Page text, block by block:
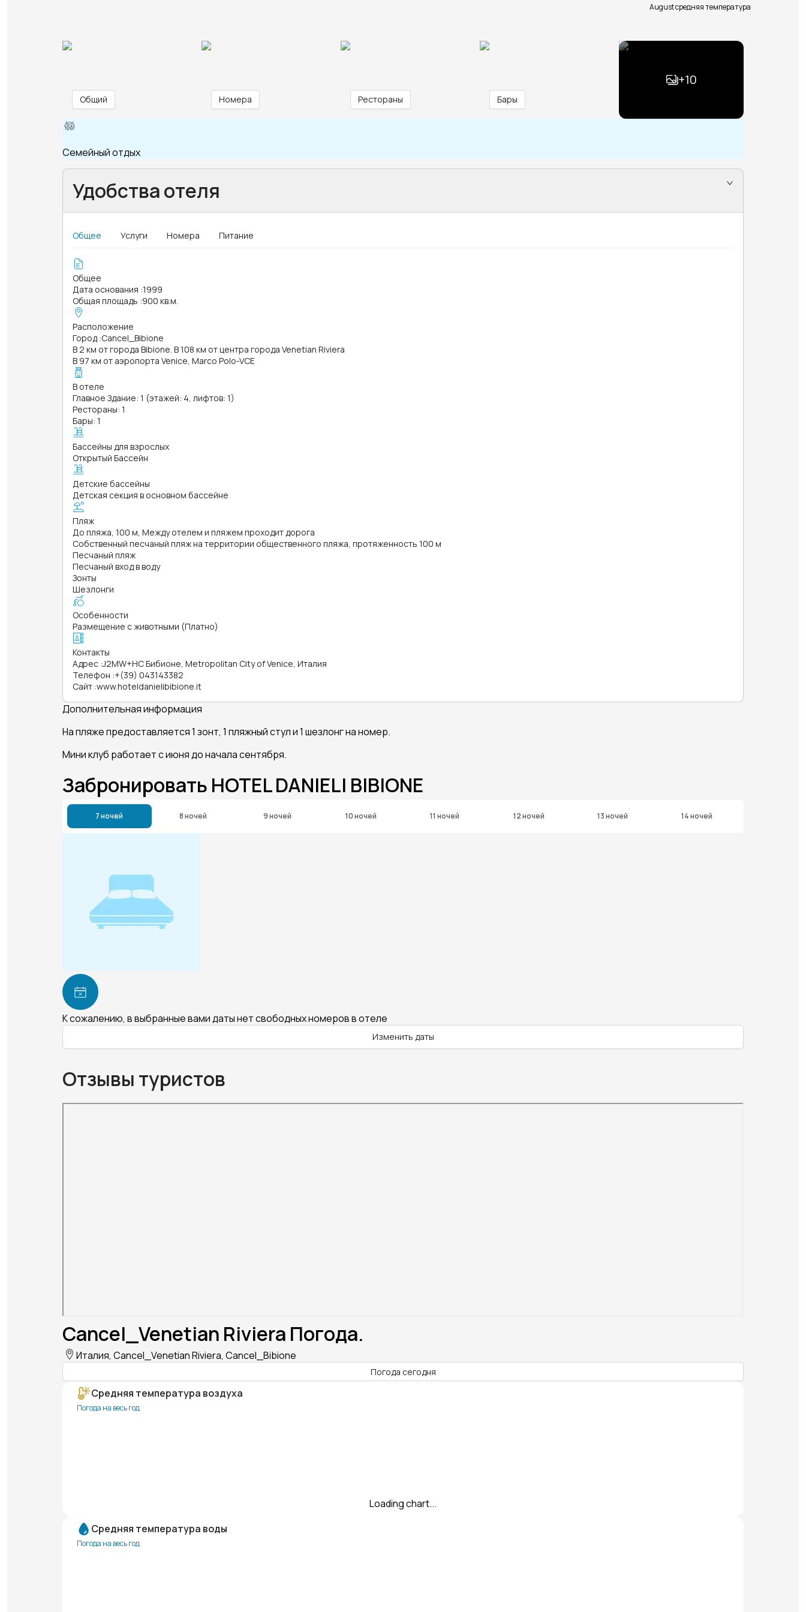
August средняя температура
Общий Номера Рестораны Бары
+10
Семейный отдых
Удобства отеля
Общее Услуги Номера Питание
Общее
Дата основания :1999
Общая площадь :900 кв.м.
Расположение
Город :Cancel_Bibione
В 2 км от города Bibione. В 108 км от центра города Venetian Riviera
В 97 км от аэропорта Venice, Marco Polo-VCE
В отеле
Главное Здание: 1 (этажей: 4, лифтов: 1)
Рестораны: 1
Бары: 1
Бассейны для взрослых
Открытый Бассейн
Детские бассейны
Детская секция в основном бассейне
Пляж
До пляжа, 100 м, Между отелем и пляжем проходит дорога
Собственный песчаный пляж на территории общественного пляжа, протяженность 100 м
Песчаный пляж
Песчаный вход в воду
Зонты
Шезлонги
Особенности
Размещение с животными (Платно)
Контакты
Адрес :J2MW+HC Бибионе, Metropolitan City of Venice, Италия
Телефон :+(39) 043143382
Сайт :www.hoteldanielibibione.it
Дополнительная информация
На пляже предоставляется 1 зонт, 1 пляжный стул и 1 шезлонг на номер.
Мини клуб работает с июня до начала сентября.
Забронировать HOTEL DANIELI BIBIONE
7 ночей 8 ночей 9 ночей 10 ночей 11 ночей 12 ночей 13 ночей 14 ночей
К сожалению, в выбранные вами даты нет свободных номеров в отеле
Изменить даты
Отзывы туристов
Cancel_Venetian Riviera Погода.
Италия, Cancel_Venetian Riviera, Cancel_Bibione
Погода сегодня
Средняя температура воздуха
Погода на весь год
Loading chart...
Средняя температура воды
Погода на весь год